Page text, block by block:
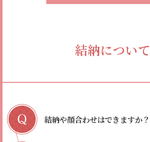
結納について
結納や顔合わせはできますか？